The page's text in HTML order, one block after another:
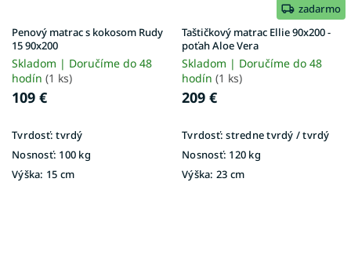
Penový matrac s kokosom Rudy
15 90x200
Skladom | Doručíme do 48
hodín (1 ks)
109 €
Tvrdosť: tvrdý
Nosnosť: 100 kg
Výška: 15 cm
zadarmo
Taštičkový matrac Ellie 90x200 -
poťah Aloe Vera
Skladom | Doručíme do 48
hodín (1 ks)
209 €
Tvrdosť: stredne tvrdý / tvrdý
Nosnosť: 120 kg
Výška: 23 cm